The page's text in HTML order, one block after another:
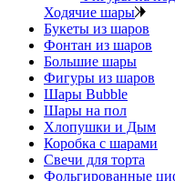
Ходячие шары
Букеты из шаров
Фонтан из шаров
Большие шары
Фигуры из шаров
Шары Bubble
Шары на пол
Хлопушки и Дым
Коробка с шарами
Свечи для торта
Фольгированные